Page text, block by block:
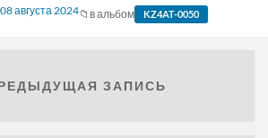
августа 2024 в альбом KZ4AT-0050
ЗАПИСЬ